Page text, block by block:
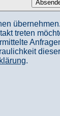
treten
.